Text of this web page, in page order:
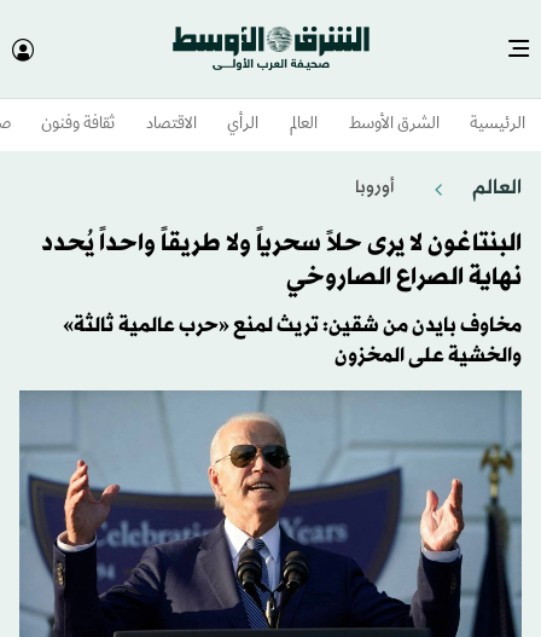
الرئيسية الشرق الأوسط​ العالم الرأي الاقتصاد ثقافة وفنون
العالم أوروبا
البنتاغون لا يرى حلاً سحرياً ولا طريقاً واحداً يُحدد
نهاية الصراع الصاروخي
مخاوف بايدن من شقين: تريث لمنع «حرب عالمية ثالثة»
والخشية على المخزون